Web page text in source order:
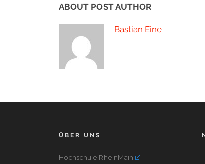
ABOUT POST AUTHOR
Bastian Eine
ÜBER UNS
Hochschule RheinMain